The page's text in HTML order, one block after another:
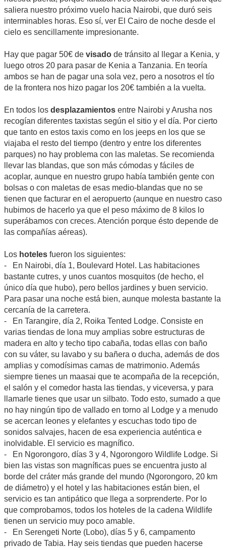
saliera nuestro próximo vuelo hacia Nairobi, que duró seis
interminables horas. Eso sí, ver El Cairo de noche desde el
cielo es sencillamente impresionante.
Hay que pagar 50€ de visado de tránsito al llegar a Kenia, y
luego otros 20 para pasar de Kenia a Tanzania. En teoría
ambos se han de pagar una sola vez, pero a nosotros el tío
de la frontera nos hizo pagar los 20€ también a la vuelta.
En todos los desplazamientos entre Nairobi y Arusha nos
recogían diferentes taxistas según el sitio y el día. Por cierto
que tanto en estos taxis como en los jeeps en los que se
viajaba el resto del tiempo (dentro y entre los diferentes
parques) no hay problema con las maletas. Se recomienda
llevar las blandas, que son más cómodas y fáciles de
acoplar, aunque en nuestro grupo había también gente con
bolsas o con maletas de esas medio-blandas que no se
tienen que facturar en el aeropuerto (aunque en nuestro caso
hubimos de hacerlo ya que el peso máximo de 8 kilos lo
superábamos con creces. Atención porque ésto depende de
las compañías aéreas).
Los hoteles fueron los siguientes:
- En Nairobi, día 1, Boulevard Hotel. Las habitaciones
bastante cutres, y unos cuantos mosquitos (de hecho, el
único día que hubo), pero bellos jardines y buen servicio.
Para pasar una noche está bien, aunque molesta bastante la
cercanía de la carretera.
- En Tarangire, día 2, Roika Tented Lodge. Consiste en
varias tiendas de lona muy amplias sobre estructuras de
madera en alto y techo tipo cabaña, todas ellas con baño
con su váter, su lavabo y su bañera o ducha, además de dos
amplias y comodísimas camas de matrimonio. Además
siempre tienes un maasai que te acompaña de la recepción,
el salón y el comedor hasta las tiendas, y viceversa, y para
llamarle tienes que usar un silbato. Todo esto, sumado a que
no hay ningún tipo de vallado en torno al Lodge y a menudo
se acercan leones y elefantes y escuchas todo tipo de
sonidos salvajes, hacen de esa experiencia auténtica e
inolvidable. El servicio es magnífico.
- En Ngorongoro, días 3 y 4, Ngorongoro Wildlife Lodge. Si
bien las vistas son magníficas pues se encuentra justo al
borde del cráter más grande del mundo (Ngorongoro, 20 km
de diámetro) y el hotel y las habitaciones están bien, el
servicio es tan antipático que llega a sorprenderte. Por lo
que comprobamos, todos los hoteles de la cadena Wildlife
tienen un servicio muy poco amable.
- En Serengeti Norte (Lobo), días 5 y 6, campamento
privado de Tabia. Hay seis tiendas que pueden hacerse